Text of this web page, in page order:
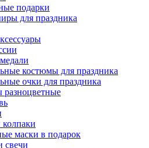
подарки
для праздника
костюмы для праздника
очки для праздника
разноцветные
маски в подарок
свечи